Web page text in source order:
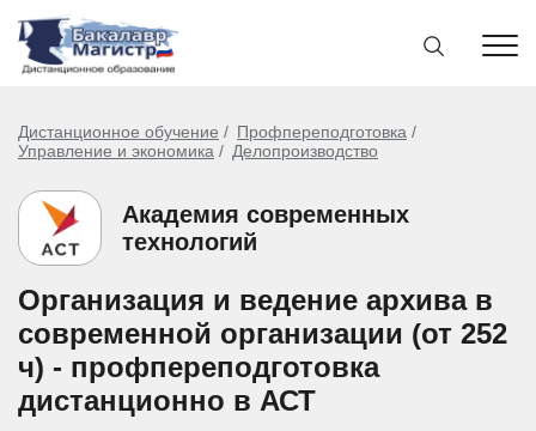
Дистанционное обучение
Профпереподготовка
Управление и экономика
Делопроизводство
Академия современных
технологий
Организация и ведение архива в
современной организации (от 252
ч) - профпереподготовка
дистанционно в АСТ